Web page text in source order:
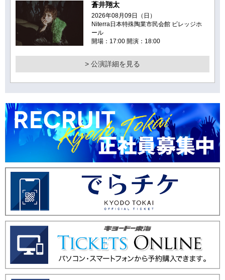
蒼井翔太
2026年08月09日（日）
Niterra日本特殊陶業市民会館 ビレッジホ
ール
開場：17:00 開演：18:00
> 公演詳細を見る